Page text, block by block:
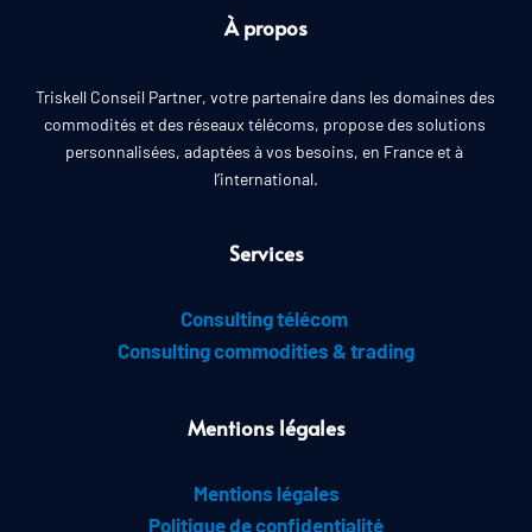
À propos
Triskell Conseil Partner, votre partenaire dans les domaines des
commodités et des réseaux télécoms, propose des solutions
personnalisées, adaptées à vos besoins, en France et à
l’international.
Services
Consulting télécom
Consulting commodities & trading
Mentions légales
Mentions légales
Politique de confidentialité